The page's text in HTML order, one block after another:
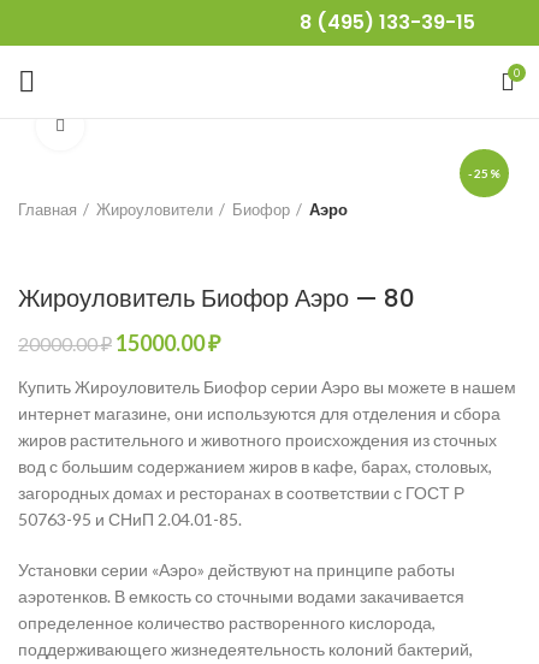
8 (495) 133-39-15
0
-25%
Главная Жироуловители Биофор Аэро
Жироуловитель Биофор Аэро — 80
20000.00₽ Первоначальная
составляла
20000.00 ₽.
15000.00₽Текущая
15000.00 ₽.
Купить Жироуловитель Биофор серии Аэро вы можете в нашем
интернет магазине, они используются для отделения и сбора
жиров растительного и животного происхождения из сточных
вод с большим содержанием жиров в кафе, барах, столовых,
загородных домах и ресторанах в соответствии с ГОСТ Р
50763-95 и СНиП 2.04.01-85.
Установки серии «Аэро» действуют на принципе работы
аэротенков. В емкость со сточными водами закачивается
определенное количество растворенного кислорода,
поддерживающего жизнедеятельность колоний бактерий,